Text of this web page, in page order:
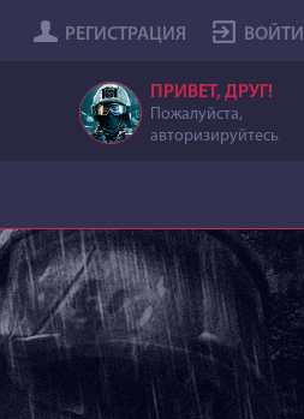
РЕГИСТРАЦИЯ ВОЙТИ
ПРИВЕТ, ДРУГ!
Пожалуйста,
авторизируйтесь